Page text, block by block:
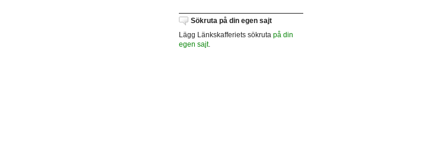
Sökruta på din egen sajt
Lägg Länkskafferiets sökruta på din
egen sajt.